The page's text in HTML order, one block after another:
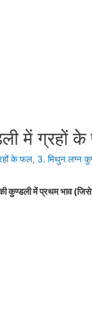
में ग्रहों के
के फल, 3. मिथुन लग्न
कुण्डली में प्रथम भाव (जिसे